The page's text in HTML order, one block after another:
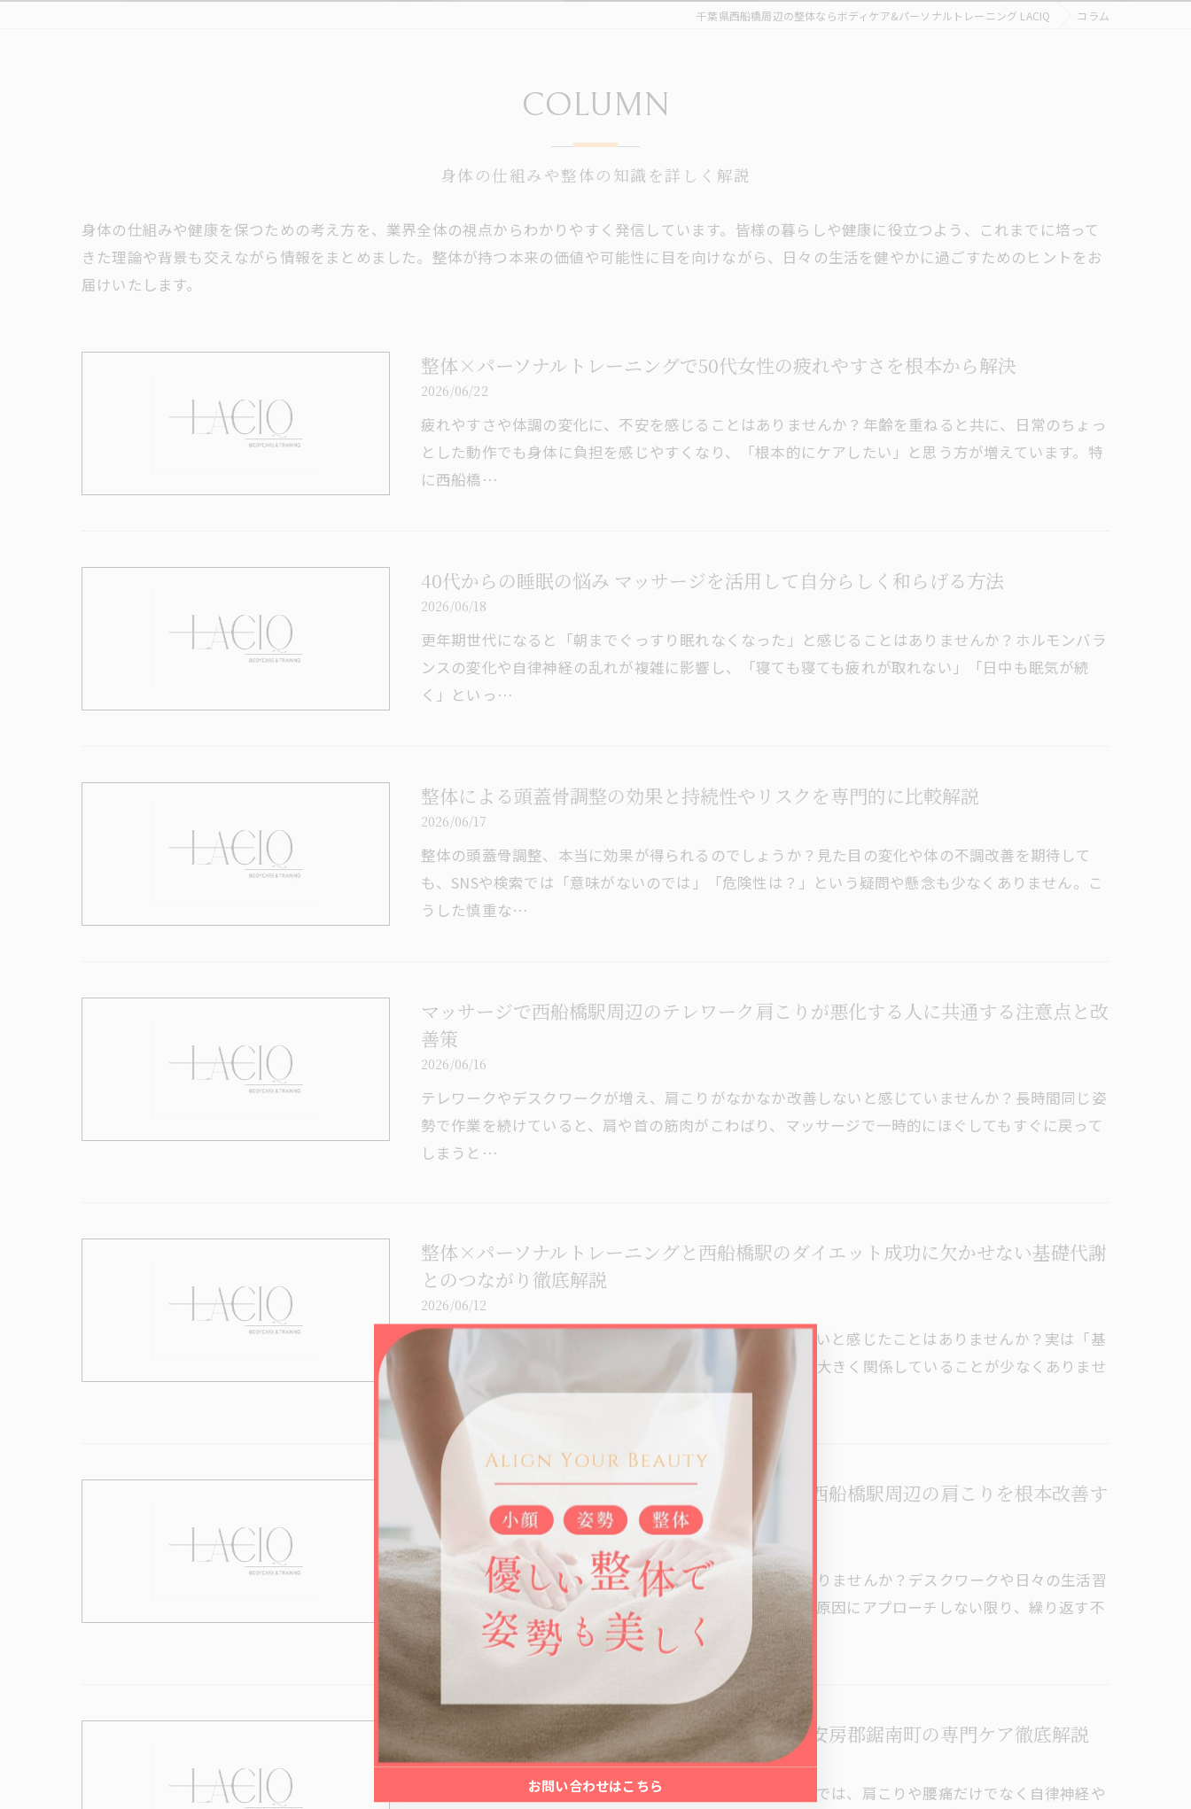
千葉県西船橋周辺の整体ならボディケア&パーソナルトレーニング LACIQ コラム
COLUMN
身体の仕組みや整体の知識を詳しく解説
身体の仕組みや健康を保つための考え方を、業界全体の視点からわかりやすく発信しています。皆様の暮らしや健康に役立つよう、これまでに培って
きた理論や背景も交えながら情報をまとめました。整体が持つ本来の価値や可能性に目を向けながら、日々の生活を健やかに過ごすためのヒントをお
届けいたします。
整体×パーソナルトレーニングで50代女性の疲れやすさを根本から解決
2026/06/22
疲れやすさや体調の変化に、不安を感じることはありませんか？年齢を重ねると共に、日常のちょっ
とした動作でも身体に負担を感じやすくなり、「根本的にケアしたい」と思う方が増えています。特
に西船橋…
40代からの睡眠の悩み マッサージを活用して自分らしく和らげる方法
2026/06/18
更年期世代になると「朝までぐっすり眠れなくなった」と感じることはありませんか？ホルモンバラ
ンスの変化や自律神経の乱れが複雑に影響し、「寝ても寝ても疲れが取れない」「日中も眠気が続
く」といっ…
整体による頭蓋骨調整の効果と持続性やリスクを専門的に比較解説
2026/06/17
整体の頭蓋骨調整、本当に効果が得られるのでしょうか？見た目の変化や体の不調改善を期待して
も、SNSや検索では「意味がないのでは」「危険性は？」という疑問や懸念も少なくありません。こ
うした慎重な…
マッサージで西船橋駅周辺のテレワーク肩こりが悪化する人に共通する注意点と改
善策
2026/06/16
テレワークやデスクワークが増え、肩こりがなかなか改善しないと感じていませんか？長時間同じ姿
勢で作業を続けていると、肩や首の筋肉がこわばり、マッサージで一時的にほぐしてもすぐに戻って
しまうと…
整体×パーソナルトレーニングと西船橋駅のダイエット成功に欠かせない基礎代謝
とのつながり徹底解説
2026/06/12
ダイエットを始めても、なかなか思うように体重が減らないと感じたことはありませんか？実は「基
礎代謝」の低下や体の歪みが、減量の停滞やリバウンドに大きく関係していることが少なくありませ
ん。そこ…
整体とパーソナルトレーニングを組み合わせて西船橋駅周辺の肩こりを根本改善す
る方法
2026/06/11
慢性的な肩こりがなかなか改善しない、と感じたことはありませんか？デスクワークや日々の生活習
慣による姿勢の乱れは、肩や首への負担となり、根本的な原因にアプローチしない限り、繰り返す不
調にもつ…
整体でホルモンバランスを整える千葉県船橋市安房郡鋸南町の専門ケア徹底解説
2026/06/10
整体やホルモンバランスの不調に悩んでいませんか？最近では、肩こりや腰痛だけでなく自律神経や
お問い合わせはこちら